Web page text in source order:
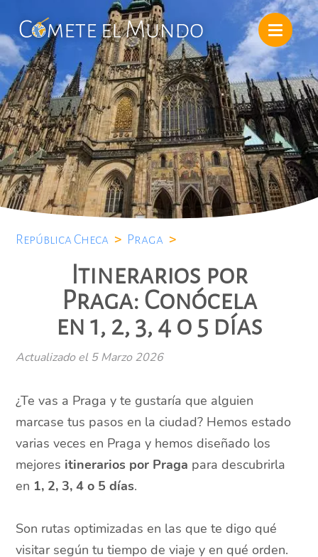
República Checa > Praga >
Itinerarios por
Praga: Conócela
en 1, 2, 3, 4 o 5 días
Actualizado el 5 Marzo 2026
¿Te vas a Praga y te gustaría que alguien
marcase tus pasos en la ciudad? Hemos estado
varias veces en Praga y hemos diseñado los
mejores itinerarios por Praga para descubrirla
en 1, 2, 3, 4 o 5 días.
Son rutas optimizadas en las que te digo qué
visitar según tu tiempo de viaje y en qué orden.